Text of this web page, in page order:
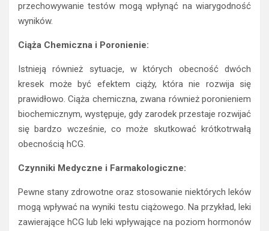
przechowywanie testów mogą wpłynąć na wiarygodność
wyników.
Ciąża Chemiczna i Poronienie:
Istnieją również sytuacje, w których obecność dwóch
kresek może być efektem ciąży, która nie rozwija się
prawidłowo. Ciąża chemiczna, zwana również poronieniem
biochemicznym, występuje, gdy zarodek przestaje rozwijać
się bardzo wcześnie, co może skutkować krótkotrwałą
obecnością hCG.
Czynniki Medyczne i Farmakologiczne:
Pewne stany zdrowotne oraz stosowanie niektórych leków
mogą wpływać na wyniki testu ciążowego. Na przykład, leki
zawierające hCG lub leki wpływające na poziom hormonów